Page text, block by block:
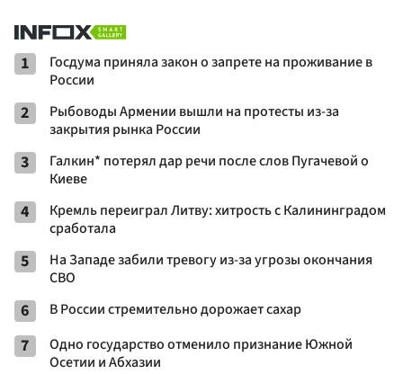
1
Госдума приняла закон о запрете на проживание в
России
2
Рыбоводы Армении вышли на протесты из-за
закрытия рынка России
3
Галкин* потерял дар речи после слов Пугачевой о
Киеве
4
Кремль переиграл Литву: хитрость с Калининградом
сработала
5
На Западе забили тревогу из-за угрозы окончания
СВО
6 В России стремительно дорожает сахар
7
Одно государство отменило признание Южной
Осетии и Абхазии